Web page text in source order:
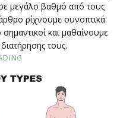
σε μεγάλο βαθμό από τους
ρίχνουμε συνοπτικά
και μαθαίνουμε
τους.